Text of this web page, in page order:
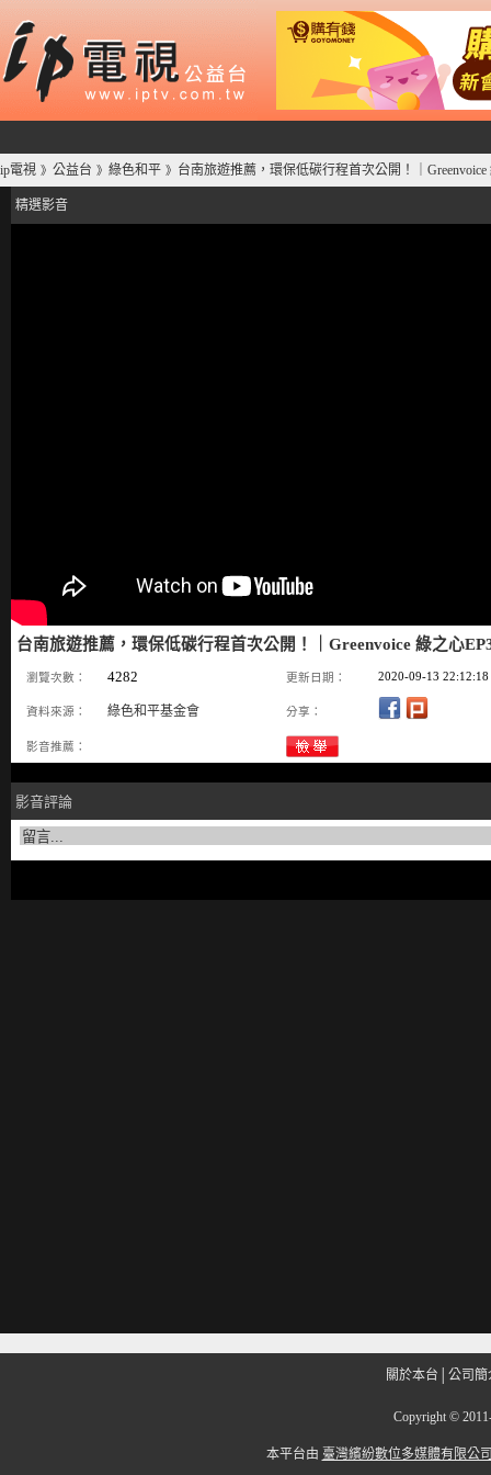
ip電視 》 公益台 》 綠色和平 》 台南旅遊推薦，環保低碳行程首次公開！｜
精選影音
台南旅遊推薦，環保低碳行程首次公開！｜Greenvoice 綠之心
瀏覽次數： 4282 更新日期： 2020-09-13 22:12:18
資料來源： 綠色和平基金會 分享：
影音推薦：
影音評論
關於本台 公司簡
Copyright ©
本平台由 臺灣繽紛數位多媒體有限公